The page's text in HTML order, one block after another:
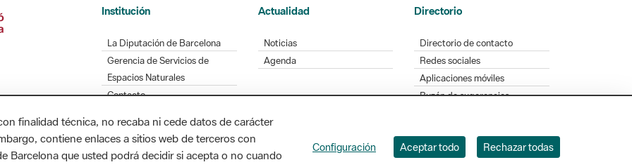
Gerencia de Servicios de
Espacios Naturales
Contacto
Agenda
Redes sociales
Aplicaciones móviles
Buzón de sugerencias
Opinión sobre los parques
Diputación de Barcelona. Edifici Llacuna, 1a planta. Badajoz, 49. 08005 Barcelona. Tel. 934 022 428
/ xarxaparcs@diba.cat
finalidad técnica, no recaba ni cede datos de carácter
contiene enlaces a sitios web de terceros con
Barcelona que usted podrá decidir si acepta o no cuando
Configuración Aceptar todo Rechazar todas